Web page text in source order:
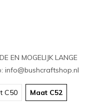
EN MOGELIJK LANGE
info@bushcraftshop.nl
C50 Maat C52